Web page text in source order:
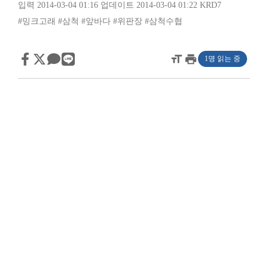
입력 2014-03-04 01:16 업데이트 2014-03-04 01:22 KRD7
#밍크고래 #삼척 #앞바다 #위판장 #삼척수협
format_sizeprint 1명 읽는 중